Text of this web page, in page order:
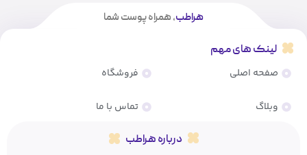
هراطب، همراه پوست شما
لینک های مهم
صفحه اصلی
وبلاگ
فروشگاه
تماس با ما
درباره هراطب